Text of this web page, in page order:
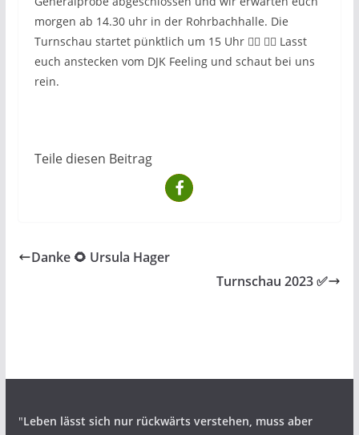
morgen ab 14.30 uhr in der Rohrbachhalle. Die
Turnschau startet pünktlich um 15 Uhr 🤸‍♂️ 👯‍♂️ Lasst
euch anstecken vom DJK Feeling und schaut bei uns
rein.
Teile diesen Beitrag
Danke 🌻 Ursula Hager
Turnschau 2023 ✅️
"Leben lässt sich nur rückwärts verstehen, muss aber